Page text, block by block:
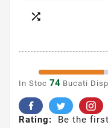

In Stoc 74 Bucati
Rating: Be the